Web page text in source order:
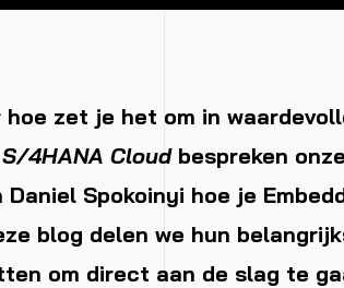
zet je het om in
4HANA Cloudbespreken
Daniel Spokoinyi hoe je
blog delen we hun
om direct aan de slag te